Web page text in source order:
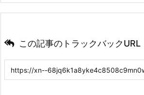
この記事のトラックバックURL